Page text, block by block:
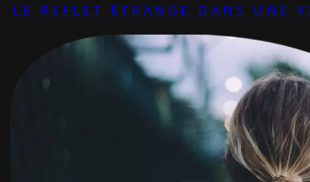
LE REFLET ÉTRANGE DANS UNE